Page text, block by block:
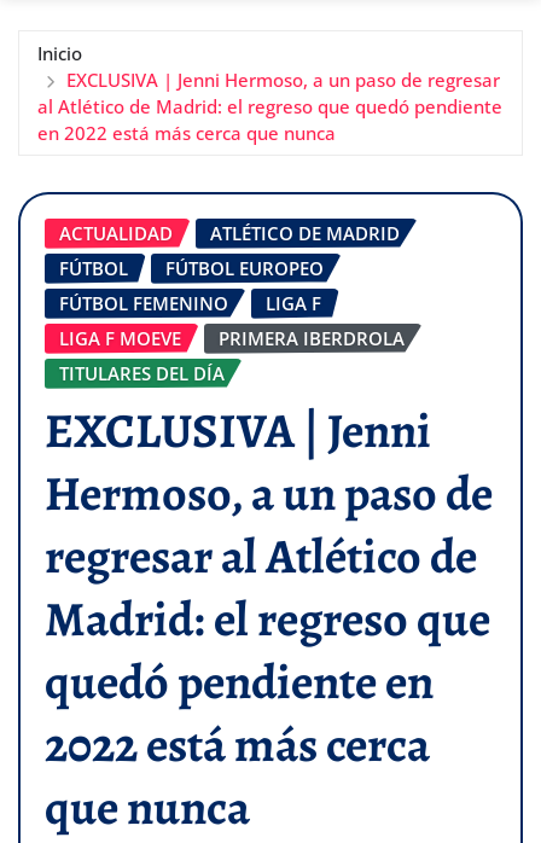
Inicio
EXCLUSIVA | Jenni Hermoso, a un paso de regresar
al Atlético de Madrid: el regreso que quedó pendiente
en 2022 está más cerca que nunca
ACTUALIDAD
ATLÉTICO DE MADRID
FÚTBOL
FÚTBOL EUROPEO
FÚTBOL FEMENINO
LIGA F
LIGA F MOEVE
PRIMERA IBERDROLA
TITULARES DEL DÍA
EXCLUSIVA | Jenni
Hermoso, a un paso de
regresar al Atlético de
Madrid: el regreso que
quedó pendiente en
2022 está más cerca
que nunca